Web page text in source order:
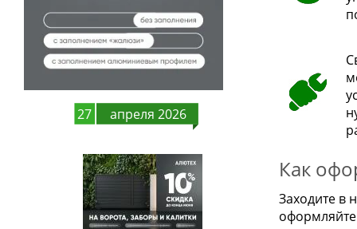
27 апреля 2026
Как
Заходите в